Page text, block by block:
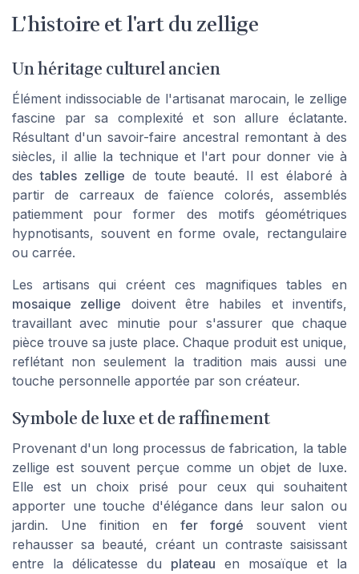
L'histoire et l'art du zellige
Un héritage culturel ancien
Élément indissociable de l'artisanat marocain, le zellige
fascine par sa complexité et son allure éclatante.
Résultant d'un savoir-faire ancestral remontant à des
siècles, il allie la technique et l'art pour donner vie à
destables zellige de toute beauté. Il est élaboré à
partir de carreaux de faïence colorés, assemblés
patiemment pour former des motifs géométriques
hypnotisants, souvent en forme ovale, rectangulaire
ou carrée.
Les artisans qui créent ces magnifiques tables en
mosaique zellige doivent être habiles et inventifs,
travaillant avec minutie pour s'assurer que chaque
pièce trouve sa juste place. Chaque produit est unique,
reflétant non seulement la tradition mais aussi une
touche personnelle apportée par son créateur.
Symbole de luxe et de raffinement
Provenant d'un long processus de fabrication, la table
zellige est souvent perçue comme un objet de luxe.
Elle est un choix prisé pour ceux qui souhaitent
apporter une touche d'élégance dans leursalon ou
jardin. Une finition en fer forgé souvent vient
rehausser sa beauté, créant un contraste saisissant
entre la délicatesse du plateau en mosaïque et la